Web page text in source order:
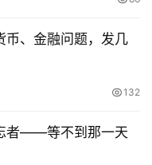
币、金融问题，发几
132
者——等不到那一天